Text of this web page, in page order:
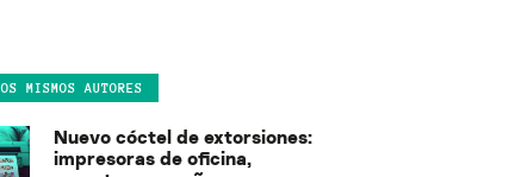
MISMOS AUTORES
Nuevo cóctel de extorsiones:
impresoras de oficina,